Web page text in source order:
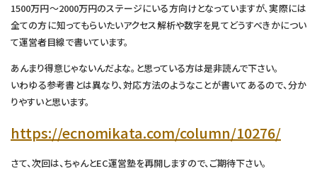
1500万円～2000万円のステージにいる方向けとなっていますが、実際には
全ての方に知ってもらいたいアクセス解析や数字を見てどうすべきかについ
て運営者目線で書いています。
あんまり得意じゃないんだよな。と思っている方は是非読んで下さい。
いわゆる参考書とは異なり、対応方法のようなことが書いてあるので、分か
りやすいと思います。
https://ecnomikata.com/column/10276/
さて、次回は、ちゃんとEC運営塾を再開しますので、ご期待下さい。